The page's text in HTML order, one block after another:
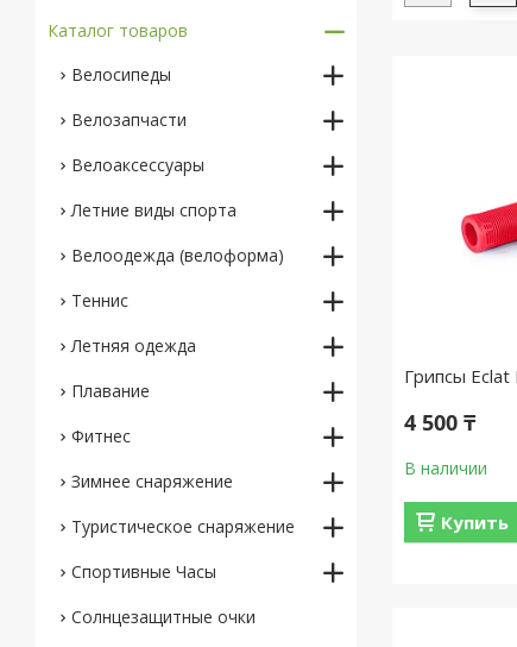
Грипсы Eclat
4 500 ₸
В наличии
Купить
Каталог товаров
Велосипеды
Велозапчасти
Велоаксессуары
Летние виды спорта
Велоодежда (велоформа)
Теннис
Летняя одежда
Плавание
Фитнес
Зимнее снаряжение
Туристическое снаряжение
Спортивные Часы
Солнцезащитные очки